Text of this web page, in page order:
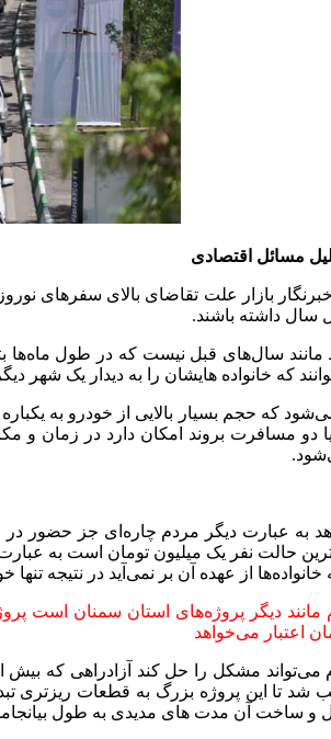
مسائل اقتصادی
بازار علت تقاضای بالای سفرهای
سال داشته باشند.
مانند سال‌های قبل نیست که در طول ماه‌ها
که خانواده هایشان را به دیدار یک شهر
که حجم بسیار بالایی از خودرو به
دو مسافرت بروند امکان دارد در زمان و
به عبارت دیگر مردم چاره‌ای جز حضور در
حالت نفر یک میلیون تومان است به
از عهده آن بر نمی‌آید در نتیجه
اعتبار می‌خواهد
می‌تواند مشکل را حل کند آزادراهی
و ساخت آن مدت‌ های مدیدی به طول